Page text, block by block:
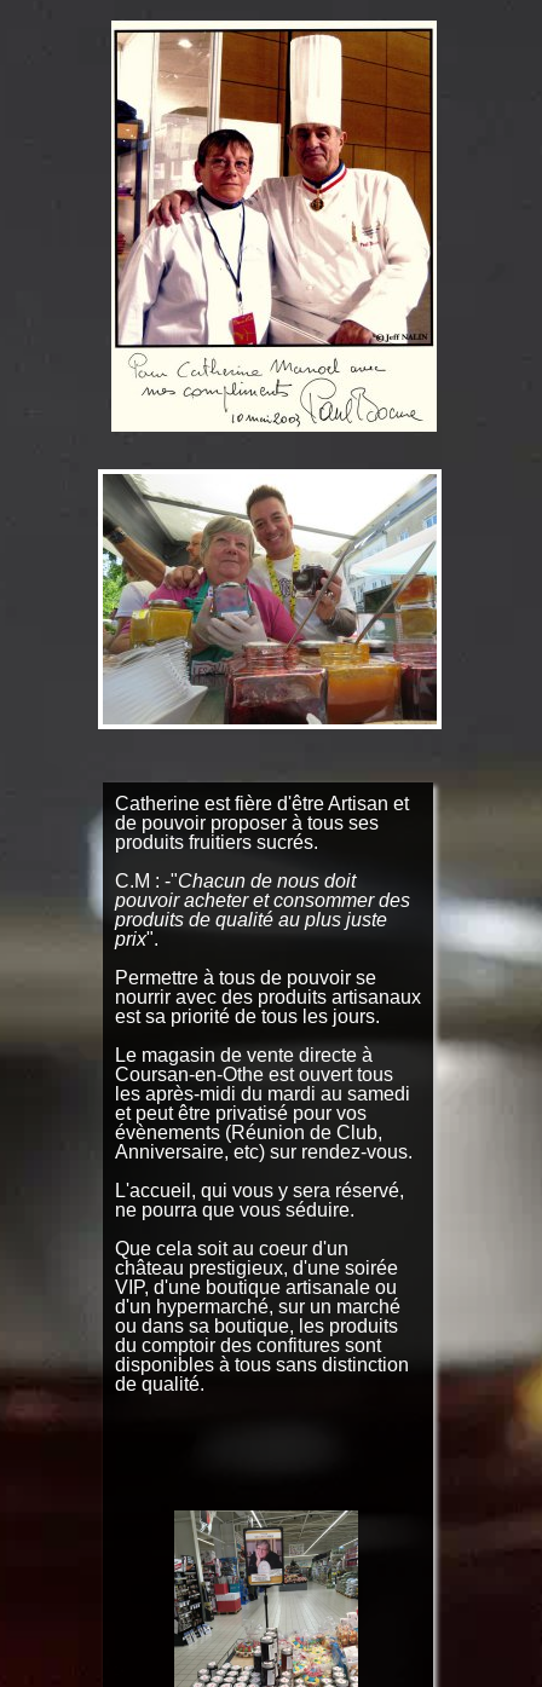
Catherine est fière d'être Artisan et
de pouvoir proposer à tous ses
produits fruitiers sucrés.
C.M : -"Chacun de nous doit
pouvoir acheter et consommer des
produits de qualité au plus juste
prix".
Permettre à tous de pouvoir se
nourrir avec des produits artisanaux
est sa priorité de tous les jours.
Le magasin de vente directe à
Coursan-en-Othe est ouvert tous
les après-midi du mardi au samedi
et peut être privatisé pour vos
évènements (Réunion de Club,
Anniversaire, etc) sur rendez-vous.
L'accueil, qui vous y sera réservé,
ne pourra que vous séduire.
Que cela soit au coeur d'un
château prestigieux, d'une soirée
VIP, d'une boutique artisanale ou
d'un hypermarché, sur un marché
ou dans sa boutique, les produits
du comptoir des confitures sont
disponibles à tous sans distinction
de qualité.